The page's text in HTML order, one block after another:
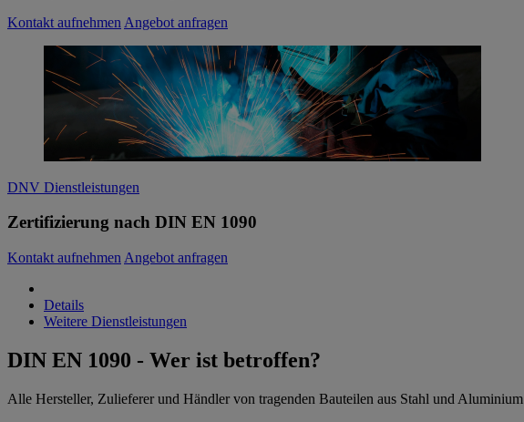
Kontakt aufnehmen Angebot anfragen
DNV Dienstleistungen
Zertifizierung nach DIN EN 1090
Kontakt aufnehmen Angebot anfragen
Details
Weitere Dienstleistungen
DIN EN 1090 - Wer ist betroffen?
Alle Hersteller, Zulieferer und Händler von tragenden Bauteilen aus Stahl und Aluminium